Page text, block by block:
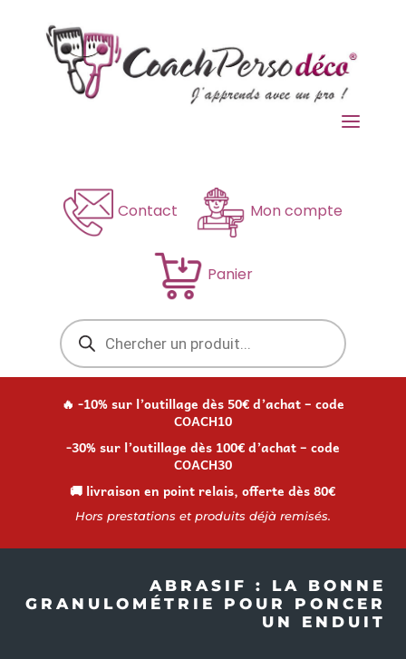
a
Contact Mon compte
Panier
Recherche
de
produits
🔥 -10% sur l’outillage dès 50€ d’achat – code
COACH10
-30% sur l’outillage dès 100€ d’achat – code
COACH30
🚚 livraison en point relais, offerte dès 80€
Hors prestations et produits déjà remisés.
ABRASIF : LA BONNE
GRANULOMÉTRIE POUR PONCER
UN ENDUIT